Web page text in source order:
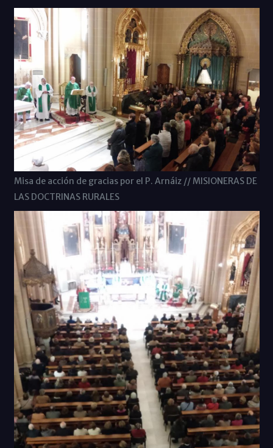
Misa de acción de gracias por el P. Arnáiz // MISIONERAS DE
LAS DOCTRINAS RURALES